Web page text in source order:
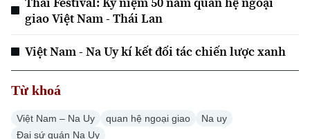
giao Việt Nam - Thái Lan
Việt Nam - Na Uy kí kết đối tác chiến lược xanh
Từ khoá
Việt Nam – Na Uy quan hệ ngoại giao
Na uy
Đại sứ quán Na Uy